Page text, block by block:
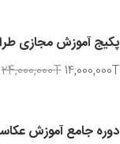
پکیج آموزش مجازی
24,000,000T14,000,000T
دوره جامع آموزش